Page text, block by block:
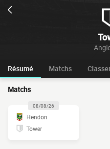
Résumé Matchs
Matchs
08/08/26
Hendon
Tower